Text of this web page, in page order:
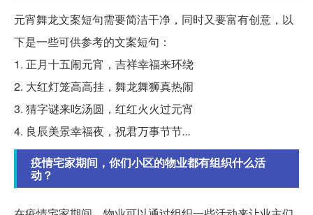
元宵舞龙文案短句需要简洁干净，同时又要富有创意，以
下是一些可供参考的文案短句：
1. 正月十五闹元宵，吉祥幸福来环绕
2. 大红灯笼高高挂，舞龙舞狮真热闹
3. 猜字谜来吃汤圆，红红火火过元宵
4. 良辰美景幸福夜，祝君万事节节...
疫情宅家期间，你们小区的物业都有组织什么活
动？